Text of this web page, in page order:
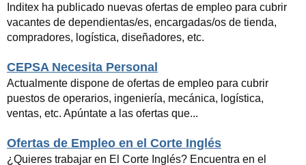
Inditex ha publicado nuevas ofertas de empleo para cubrir
vacantes de dependientas/es, encargadas/os de tienda,
compradores, logística, diseñadores, etc.
CEPSA Necesita Personal
Actualmente dispone de ofertas de empleo para cubrir
puestos de operarios, ingeniería, mecánica, logística,
ventas, etc. Apúntate a las ofertas que...
Ofertas de Empleo en el Corte Inglés
¿Quieres trabajar en El Corte Inglés? Encuentra en el